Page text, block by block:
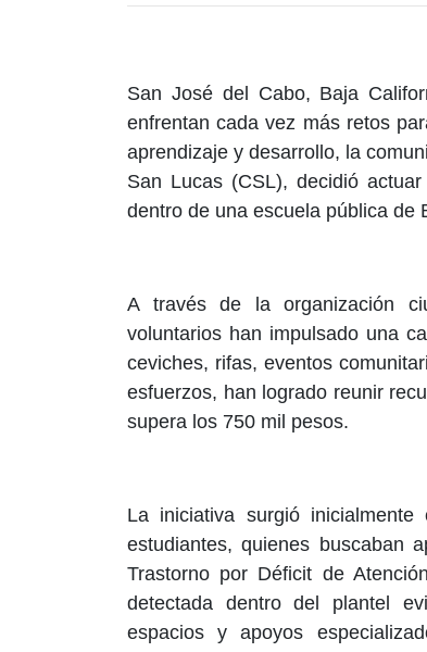
San José del Cabo, Baja
enfrentan cada vez más retos
aprendizaje y desarrollo, la
San Lucas (CSL), decidió
dentro de una escuela pública de
A través de la organización
voluntarios han impulsado una
ceviches, rifas, eventos
esfuerzos, han logrado reunir
supera los 750 mil pesos.
La iniciativa surgió
estudiantes, quienes buscaban
Trastorno por Déficit de
detectada dentro del plantel
espacios y apoyos